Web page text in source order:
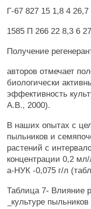
Г-67 827 15 1,8 4 26,7
1585 П 266 22 8,3 6
Получение
авторов отмечает
биологически
эффективность
A.B., 2000).
В наших опытах с
пыльников и
растений с
концентрации 0,2
а-НУК -0,075 г/л
Таблица 7- Влияние
_культуре